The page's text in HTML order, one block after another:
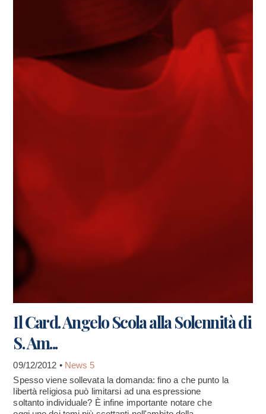
Il Card. Angelo Scola alla Solennità di
S. Am...
09/12/2012 • News 5
Spesso viene sollevata la domanda: fino a che punto la
libertà religiosa può limitarsi ad una espressione
soltanto individuale? È infine importante notare che